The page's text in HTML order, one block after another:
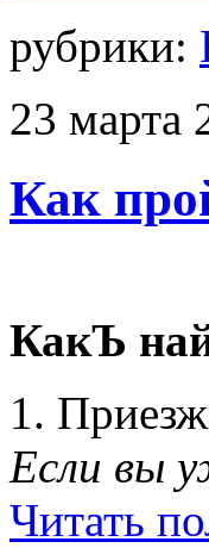
рубрики:
23 марта
Как
КакЪ
1.
Если вы
Читать